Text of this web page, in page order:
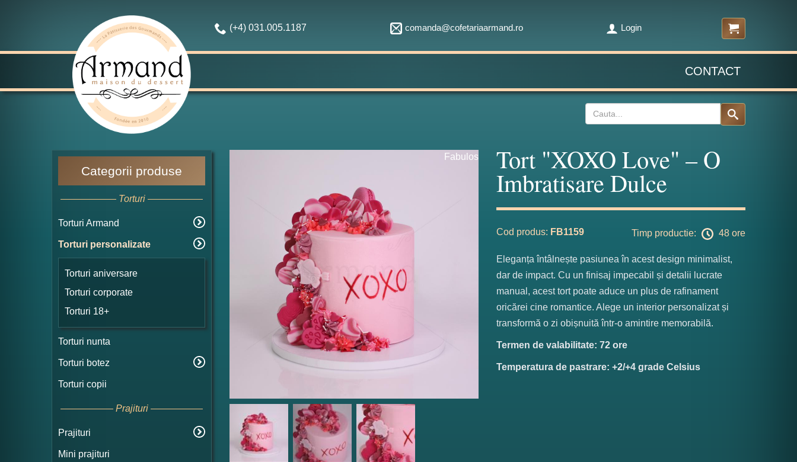
(+4) 031.005.1187 comanda@cofetariaarmand.ro Login
CONTACT
Categorii produse
Torturi
Torturi Armand
Torturi personalizate
Torturi aniversare
Torturi corporate
Torturi 18+
Torturi nunta
Torturi botez
Torturi copii
Prajituri
Prajituri
Mini prajituri
Fabulos Tort "XOXO Love" – O
Imbratisare Dulce
Cod produs: FB1159 Timp productie: 48 ore
Eleganța întâlnește pasiunea în acest design minimalist,
dar de impact. Cu un finisaj impecabil și detalii lucrate
manual, acest tort poate aduce un plus de rafinament
oricărei cine romantice. Alege un interior personalizat și
transformă o zi obișnuită într-o amintire memorabilă.
Termen de valabilitate: 72 ore
Temperatura de pastrare: +2/+4 grade Celsius